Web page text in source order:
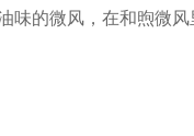
味的微风，在和煦微风